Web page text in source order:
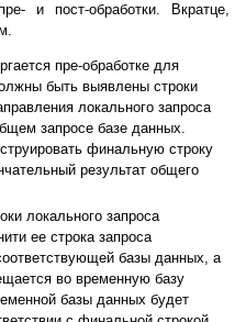
и пост-обработки. Вкратце,
пре-обработке для
быть выявлены строки
локального запроса
запросе базе данных.
финальную строку
результат общего
локального запроса
ее строка запроса
базы данных, а
во временную базу
базы данных будет